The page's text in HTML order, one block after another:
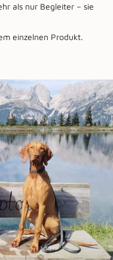
als nur Begleiter – sie
einzelnen Produkt.